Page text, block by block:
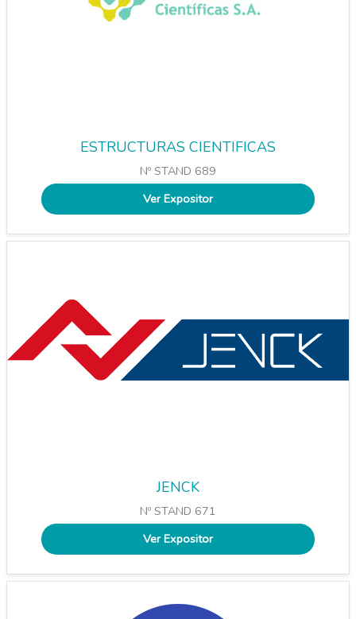
ESTRUCTURAS CIENTIFICAS
Nº STAND 689
Ver Expositor
JENCK
Nº STAND 671
Ver Expositor